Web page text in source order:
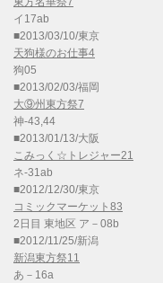
イ17ab
■2013/03/10/東京
天狗様のお仕事4
狗05
■2013/02/03/福岡
大⑨州東方祭7
神-43,44
■2013/01/13/大阪
こみっく☆トレジャー21
ネ-31ab
■2012/12/30/東京
コミックマーケット83
2日目 東地区 ア－08b
■2012/11/25/新潟
新潟東方祭11
あ－16a